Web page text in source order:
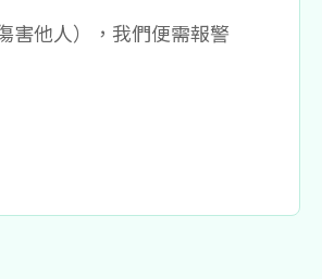
害他人），我們便需報警